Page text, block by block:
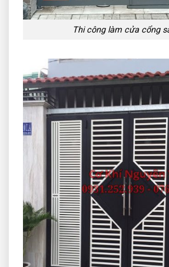
Thi công làm cửa cổng